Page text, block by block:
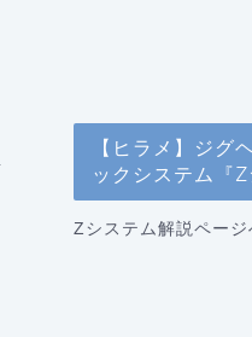
【ヒラメ】ジグ
ックシステム『Z
Zシステム解説ページ